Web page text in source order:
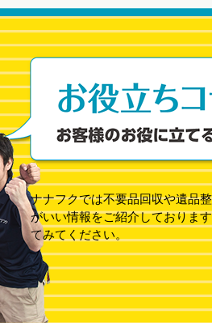
ナナフクでは不要品回収や遺品
がいい情報をご紹介しておりま
てみてください。